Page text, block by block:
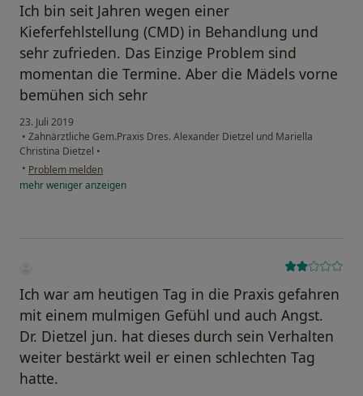
Ich bin seit Jahren wegen einer
Kieferfehlstellung (CMD) in Behandlung und
sehr zufrieden. Das Einzige Problem sind
momentan die Termine. Aber die Mädels vorne
bemühen sich sehr
23. Juli 2019
• Zahnärztliche Gem.Praxis Dres. Alexander Dietzel und Mariella
Christina Dietzel •
• Problem melden
mehrwenigeranzeigen
Ich war am heutigen Tag in die Praxis gefahren
mit einem mulmigen Gefühl und auch Angst.
Dr. Dietzel jun. hat dieses durch sein Verhalten
weiter bestärkt weil er einen schlechten Tag
hatte.